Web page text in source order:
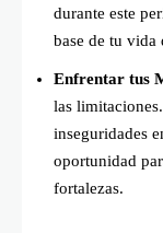
durante este
base de tu vida
Enfrentar tus
las
inseguridades
oportunidad
fortalezas.